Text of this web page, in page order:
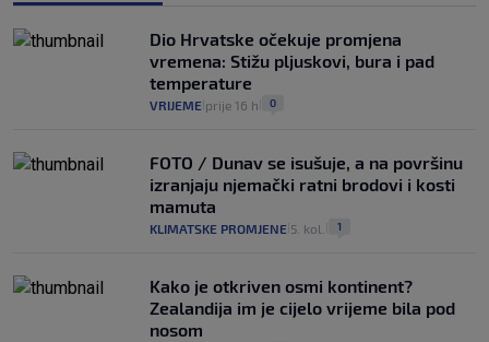
Dio Hrvatske očekuje promjena
vremena: Stižu pljuskovi, bura i pad
temperature
VRIJEME prije 16 h 0
FOTO / Dunav se isušuje, a na površinu
izranjaju njemački ratni brodovi i kosti
mamuta
KLIMATSKE PROMJENE 5. kol. 1
Kako je otkriven osmi kontinent?
Zealandija im je cijelo vrijeme bila pod
nosom